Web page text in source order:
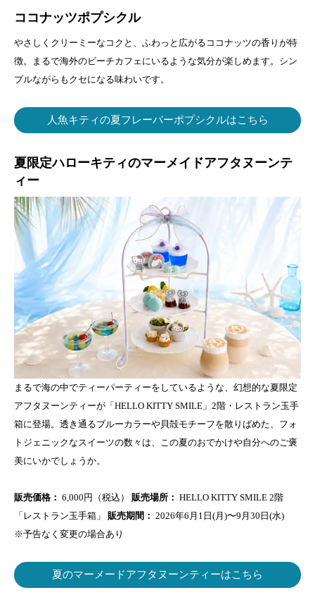
ココナッツポプシクル
やさしくクリーミーなコクと、ふわっと広がるココナッツの香りが特
徴。まるで海外のビーチカフェにいるような気分が楽しめます。シン
プルながらもクセになる味わいです。
人魚キティの夏フレーバーポプシクルはこちら
夏限定ハローキティのマーメイドアフタヌーンテ
ィー
まるで海の中でティーパーティーをしているような、幻想的な夏限定
アフタヌーンティーが「HELLO KITTY SMILE」2階・レストラン玉手
箱に登場。透き通るブルーカラーや貝殻モチーフを散りばめた、フォ
トジェニックなスイーツの数々は、この夏のおでかけや自分へのご褒
美にいかでしょうか。
販売価格： 6,000円（税込） 販売場所： HELLO KITTY SMILE 2階
「レストラン玉手箱」 販売期間： 2026年6月1日(月)〜9月30日(水)
※予告なく変更の場合あり
夏のマーメードアフタヌーンティーはこちら